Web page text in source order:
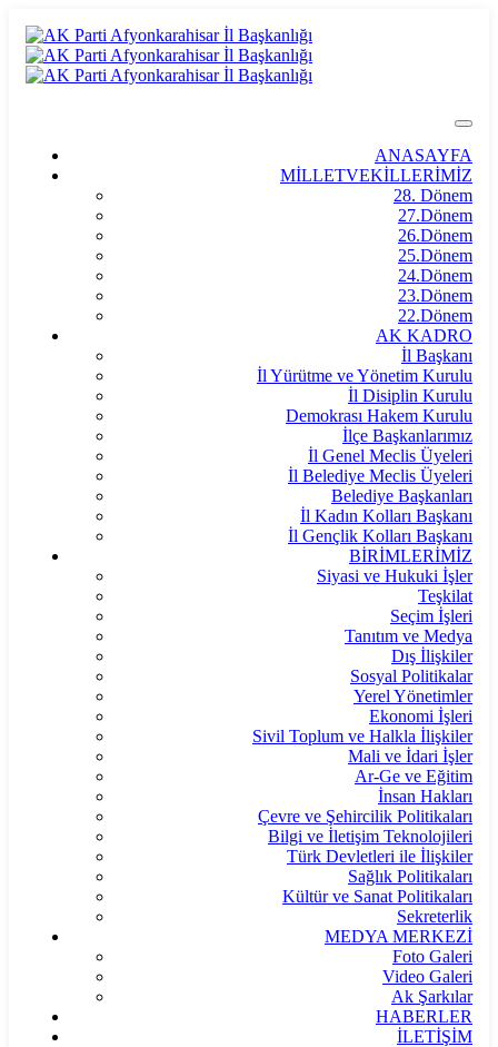
ANASAYFA
MİLLETVEKİLLERİMİZ
28. Dönem
27.Dönem
26.Dönem
25.Dönem
24.Dönem
23.Dönem
22.Dönem
AK KADRO
İl Başkanı
İl Yürütme ve Yönetim Kurulu
İl Disiplin Kurulu
Demokrası Hakem Kurulu
İlçe Başkanlarımız
İl Genel Meclis Üyeleri
İl Belediye Meclis Üyeleri
Belediye Başkanları
İl Kadın Kolları Başkanı
İl Gençlik Kolları Başkanı
BİRİMLERİMİZ
Siyasi ve Hukuki İşler
Teşkilat
Seçim İşleri
Tanıtım ve Medya
Dış İlişkiler
Sosyal Politikalar
Yerel Yönetimler
Ekonomi İşleri
Sivil Toplum ve Halkla İlişkiler
Mali ve İdari İşler
Ar-Ge ve Eğitim
İnsan Hakları
Çevre ve Şehircilik Politikaları
Bilgi ve İletişim Teknolojileri
Türk Devletleri ile İlişkiler
Sağlık Politikaları
Kültür ve Sanat Politikaları
Sekreterlik
MEDYA MERKEZİ
Foto Galeri
Video Galeri
Ak Şarkılar
HABERLER
İLETİŞİM